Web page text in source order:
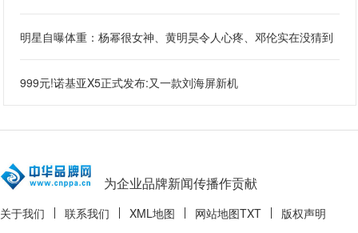
明星自曝体重：杨幂很女神、黄明昊令人心疼、邓伦实在没猜到
999元!诺基亚X5正式发布:又一款刘海屏新机
为企业品牌新闻传播作贡献
关于我们 联系我们 XML地图 网站地图TXT 版权声明